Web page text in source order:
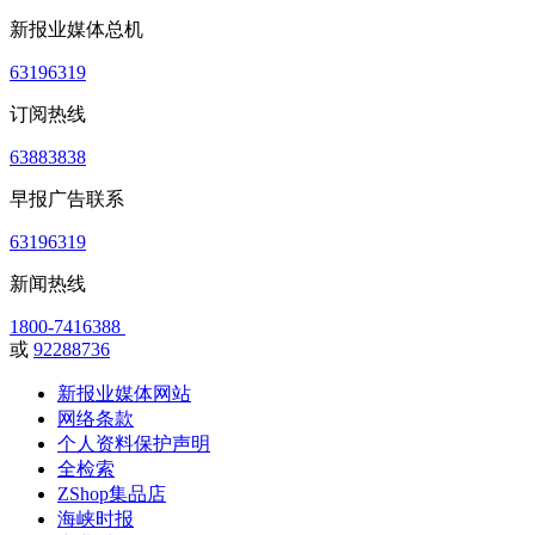
新报业媒体总机
63196319
订阅热线
63883838
早报广告联系
63196319
新闻热线
1800-7416388
或 92288736
新报业媒体网站
网络条款
个人资料保护声明
全检索
ZShop集品店
海峡时报